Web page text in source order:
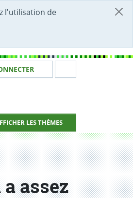
l'utilisation de
identité
LES THÈMES
assez